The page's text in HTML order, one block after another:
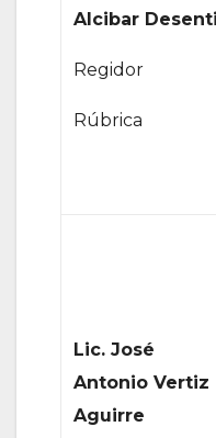
Alcibar
Regidor
Rúbrica
Lic. José
Antonio Vertiz
Aguirre